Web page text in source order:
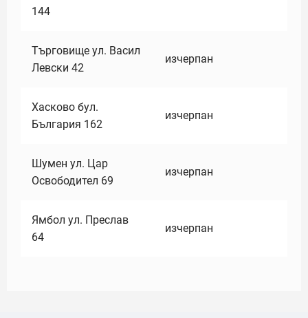
144
Търговище ул. Васил
Левски 42
изчерпан
Хасково бул.
България 162
изчерпан
Шумен ул. Цар
Освободител 69
изчерпан
Ямбол ул. Преслав
64
изчерпан